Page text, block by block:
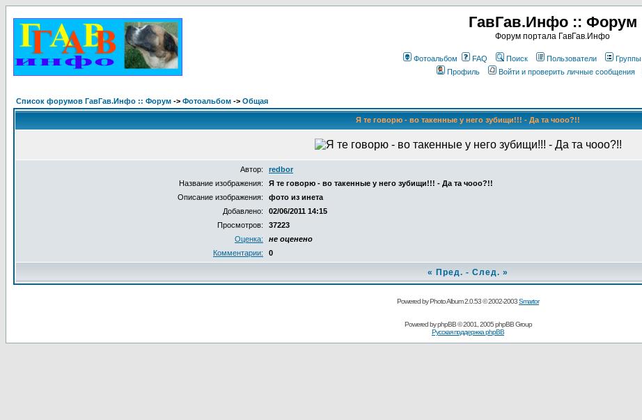
ГавГав.Инфо :: Форум
Форум портала ГавГав.Инфо
Фотоальбом FAQ Поиск Пользователи Группы
Профиль
Войти и проверить личные сообщения
Список форумов ГавГав.Инфо :: Форум -> Фотоальбом -> Общая
Я те говорю - во такенные у него зубищи!!! - Да та чооо?!!
Автор:
redbor
Название изображения:
Я те говорю - во такенные у него зубищи!!! - Да та чооо?!!
Описание изображения:
фото из инета
Добавлено:
02/06/2011 14:15
Просмотров:
37223
Оценка:
не оценено
Комментарии:
0
« Пред. - След. »
Powered by Photo Album 2.0.53 © 2002-2003Smartor
Powered byphpBB© 2001, 2005 phpBB Group
Русская поддержка phpBB